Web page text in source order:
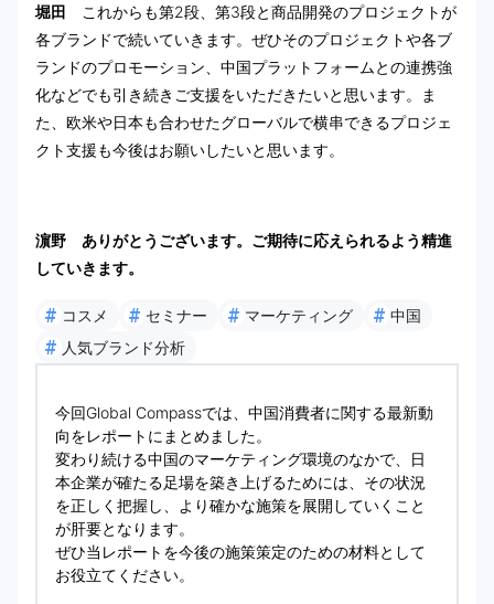
堀田 これからも第2段、第3段と商品開発のプロジェクトが
各ブランドで続いていきます。ぜひそのプロジェクトや各ブ
ランドのプロモーション、中国プラットフォームとの連携強
化などでも引き続きご支援をいただきたいと思います。ま
た、欧米や日本も合わせたグローバルで横串できるプロジェ
クト支援も今後はお願いしたいと思います。
濵野 ありがとうございます。ご期待に応えられるよう精進
していきます。
# コスメ # セミナー # マーケティング # 中国
# 人気ブランド分析
今回Global Compassでは、中国消費者に関する最新動
向をレポートにまとめました。
変わり続ける中国のマーケティング環境のなかで、日
本企業が確たる足場を築き上げるためには、その状況
を正しく把握し、より確かな施策を展開していくこと
が肝要となります。
ぜひ当レポートを今後の施策策定のための材料として
お役立てください。